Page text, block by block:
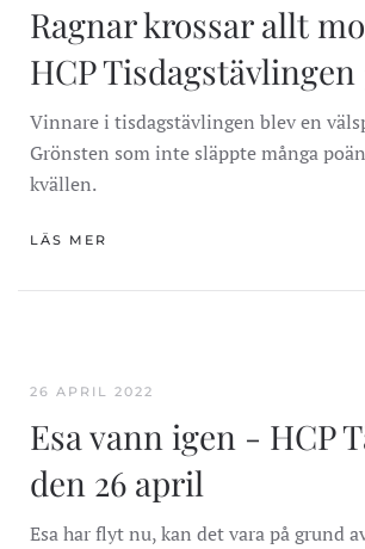
Ragnar krossar allt
HCP Tisdagstävlingen
Vinnare i tisdagstävlingen blev en
Grönsten som inte släppte många
kvällen.
LÄS MER
26 APRIL 2022
Esa vann igen - HCP
den 26 april
Esa har flyt nu, kan det vara på grund